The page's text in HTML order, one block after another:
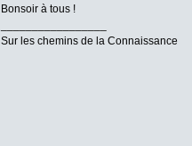
Bonsoir à tous !
Sur les chemins de la Connaissance